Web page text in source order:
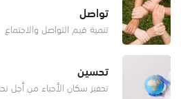
تواصل
تنمية قيم التواصل والاجتماع
تحسين
تحفيز سكان الأحياء من أجل